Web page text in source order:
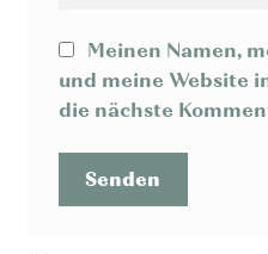
Meinen Namen,
und meine Website
die nächste